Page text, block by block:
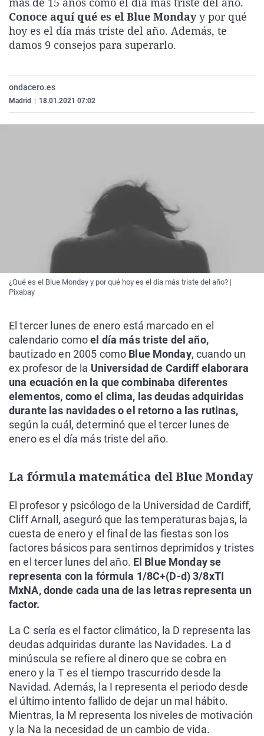
La rosa de los vientos
Gente viajera
Como el perro y el
Caso
Retornados
Equipo de
Extremadura
Galicia
La Rioja
Virales
Televisión
Elecciones
Conoce aquí qué es el Blue Mondayy por qué
hoy es el día más triste del año. Además, te
damos 9 consejos para superarlo.
ondacero.es
Madrid 18.01.2021 07:02
¿Qué es el Blue Monday y por qué hoy es el día más triste del año? |
Pixabay
El tercer lunes de enero está marcado en el
calendario comoel día más triste del año,
bautizado en 2005 como Blue Monday, cuando un
ex profesor de la Universidad de Cardiff elaborara
una ecuación en la que combinaba diferentes
elementos, como el clima, las deudas adquiridas
durante las navidades o el retorno a las rutinas,
según la cuál, determinó que el tercer lunes de
enero es el día más triste del año.
La fórmula matemática del Blue Monday
El profesor y psicólogo de la Universidad de Cardiff,
Cliff Arnall, aseguró que las temperaturas bajas, la
cuesta de enero y el final de las fiestas son los
factores básicos para sentirnos deprimidos y tristes
en el tercer lunes del año. El Blue Monday se
representa con la fórmula 1/8C+(D-d) 3/8xTI
MxNA, donde cada una de las letras representa un
factor.
La C sería es el factor climático, la D representa las
deudas adquiridas durante las Navidades. La d
minúscula se refiere al dinero que se cobra en
enero y la T es el tiempo trascurrido desde la
Navidad. Además, la I representa el periodo desde
el último intento fallido de dejar un mal hábito.
Mientras, la M representa los niveles de motivación
y la Na la necesidad de un cambio de vida.